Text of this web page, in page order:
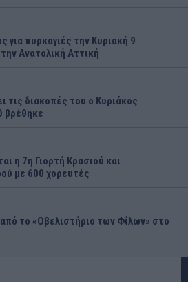
για πυρκαγιές την Κυριακή 9
Ανατολική Αττική
τις διακοπές του ο Κυριάκος
βρέθηκε
η 7η Γιορτή Κρασιού και
με 600 χορευτές
το «Οβελιστήριο των Φίλων» στο